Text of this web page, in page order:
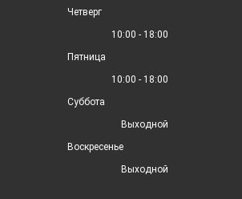
Четверг
10:00 - 18:00
Пятница
10:00 - 18:00
Суббота
Выходной
Воскресенье
Выходной